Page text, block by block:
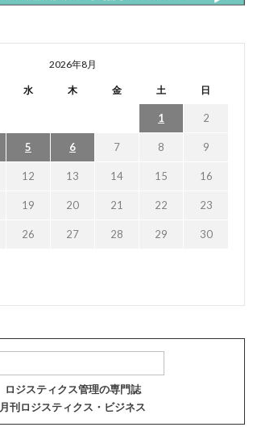
2026年8月
水 木 金 土 日
1 2
5 6 7 8 9
12 13 14 15 16
19 20 21 22 23
26 27 28 29 30
ロジスティクス管理の専門誌
月刊ロジスティクス・ビジネス